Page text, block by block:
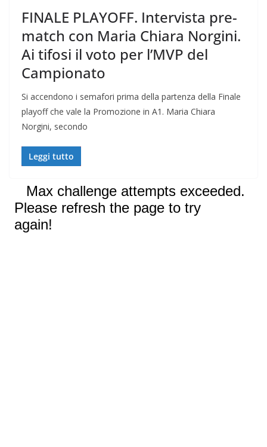
FINALE PLAYOFF. Intervista pre-
match con Maria Chiara Norgini.
Ai tifosi il voto per l’MVP del
Campionato
Si accendono i semafori prima della partenza della Finale
playoff che vale la Promozione in A1. Maria Chiara
Norgini, secondo
Leggi tutto